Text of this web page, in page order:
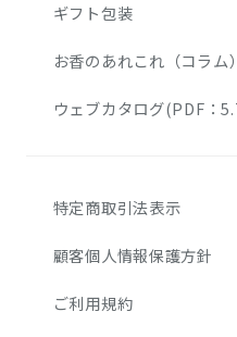
ギフト包装
お香のあれこれ（コラム）
ウェブカタログ(PDF：
特定商取引法表示
顧客個人情報保護方針
ご利用規約